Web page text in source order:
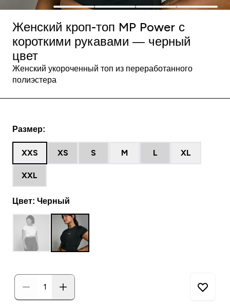
Женский кроп-топ MP Power с
короткими рукавами — черный
цвет
Женский укороченный топ из переработанного
полиэстера
Размер:
XXS XS S M L XL
XXL
Цвет: Черный